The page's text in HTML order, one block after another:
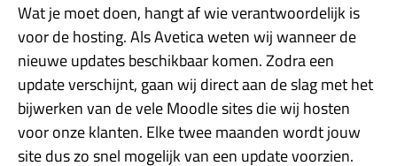
Wat je moet doen, hangt af wie verantwoordelijk is
voor de hosting. Als Avetica weten wij wanneer de
nieuwe updates beschikbaar komen. Zodra een
update verschijnt, gaan wij direct aan de slag met het
bijwerken van de vele Moodle sites die wij hosten
voor onze klanten. Elke twee maanden wordt jouw
site dus zo snel mogelijk van een update voorzien.